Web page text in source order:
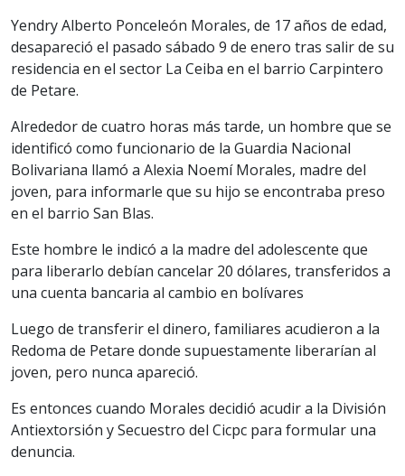
Yendry Alberto Ponceleón Morales, de 17 años de edad,
desapareció el pasado sábado 9 de enero tras salir de su
residencia en el sector La Ceiba en el barrio Carpintero
de Petare.
Alrededor de cuatro horas más tarde, un hombre que se
identificó como funcionario de la Guardia Nacional
Bolivariana llamó a Alexia Noemí Morales, madre del
joven, para informarle que su hijo se encontraba preso
en el barrio San Blas.
Este hombre le indicó a la madre del adolescente que
para liberarlo debían cancelar 20 dólares, transferidos a
una cuenta bancaria al cambio en bolívares
Luego de transferir el dinero, familiares acudieron a la
Redoma de Petare donde supuestamente liberarían al
joven, pero nunca apareció.
Es entonces cuando Morales decidió acudir a la División
Antiextorsión y Secuestro del Cicpc para formular una
denuncia.